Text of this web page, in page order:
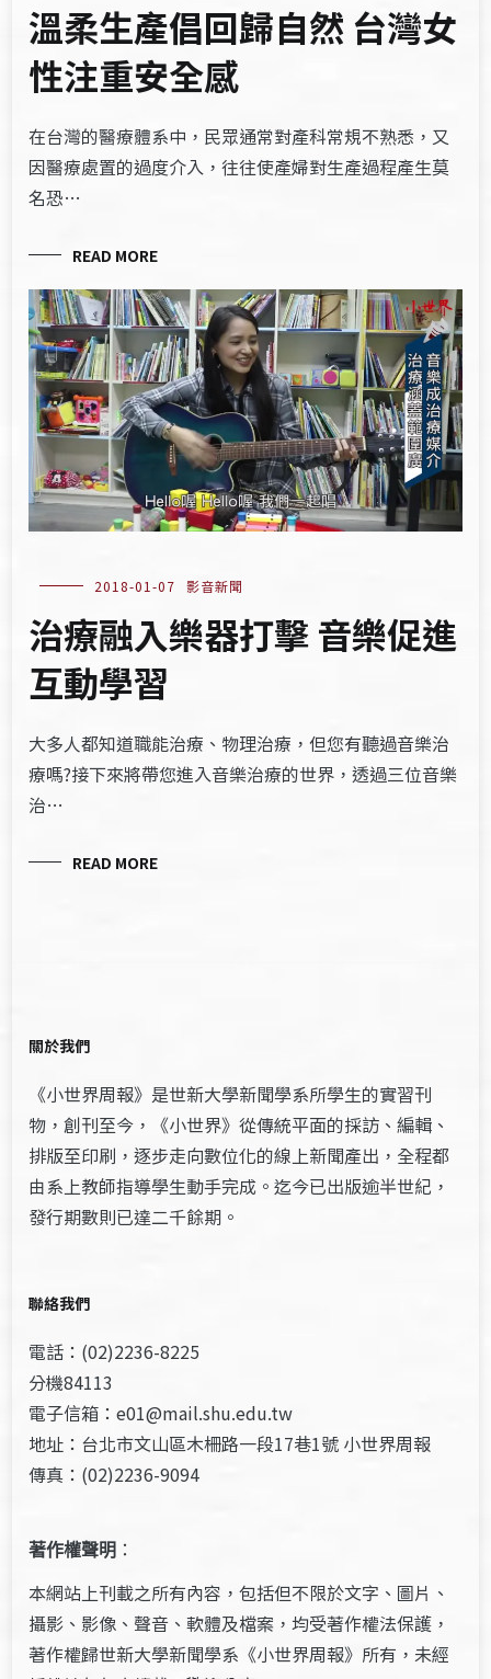
溫柔生產倡回歸自然 台灣女
性注重安全感
在台灣的醫療體系中，民眾通常對產科常規不熟悉，又
因醫療處置的過度介入，往往使產婦對生產過程產生莫
名恐…
READ MORE
2018-01-07 影音新聞
治療融入樂器打擊 音樂促進
互動學習
大多人都知道職能治療、物理治療，但您有聽過音樂治
療嗎?接下來將帶您進入音樂治療的世界，透過三位音樂
治…
READ MORE
關於我們
《小世界周報》是世新大學新聞學系所學生的實習刊
物，創刊至今，《小世界》從傳統平面的採訪、編輯、
排版至印刷，逐步走向數位化的線上新聞產出，全程都
由系上教師指導學生動手完成。迄今已出版逾半世紀，
發行期數則已達二千餘期。
聯絡我們
電話：(02)2236-8225
分機84113
電子信箱：e01@mail.shu.edu.tw
地址：台北市文山區木柵路一段17巷1號 小世界周報
傳真：(02)2236-9094
著作權聲明 ：
本網站上刊載之所有內容，包括但不限於文字、圖片、
攝影、影像、聲音、軟體及檔案，均受著作權法保護，
著作權歸世新大學新聞學系《小世界周報》所有，未經